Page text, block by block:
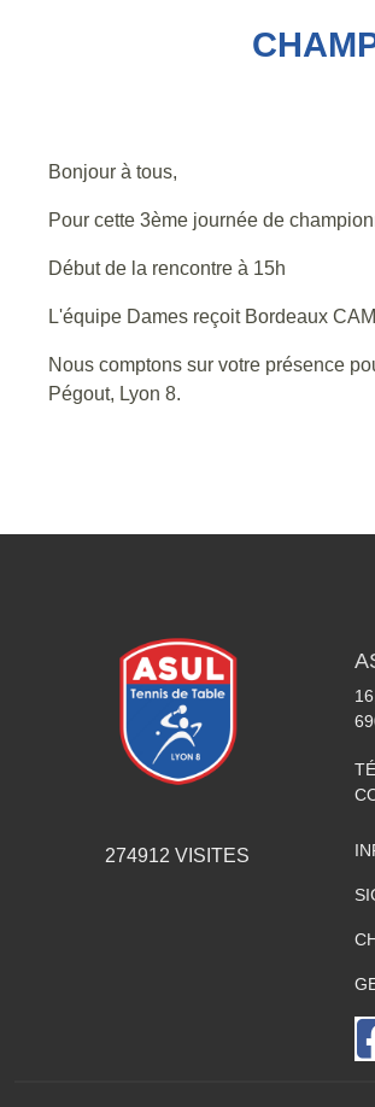
Bonjour à tous,
Pour cette 3ème journée de
Début de la rencontre à 15h
L'équipe Dames reçoit Bordeaux
Nous comptons sur votre présence
Pégout, Lyon 8.
274912 VISITES